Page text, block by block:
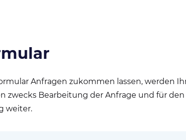
Anfragen zukommen lassen, werden
zwecks Bearbeitung der Anfrage und für
weiter.